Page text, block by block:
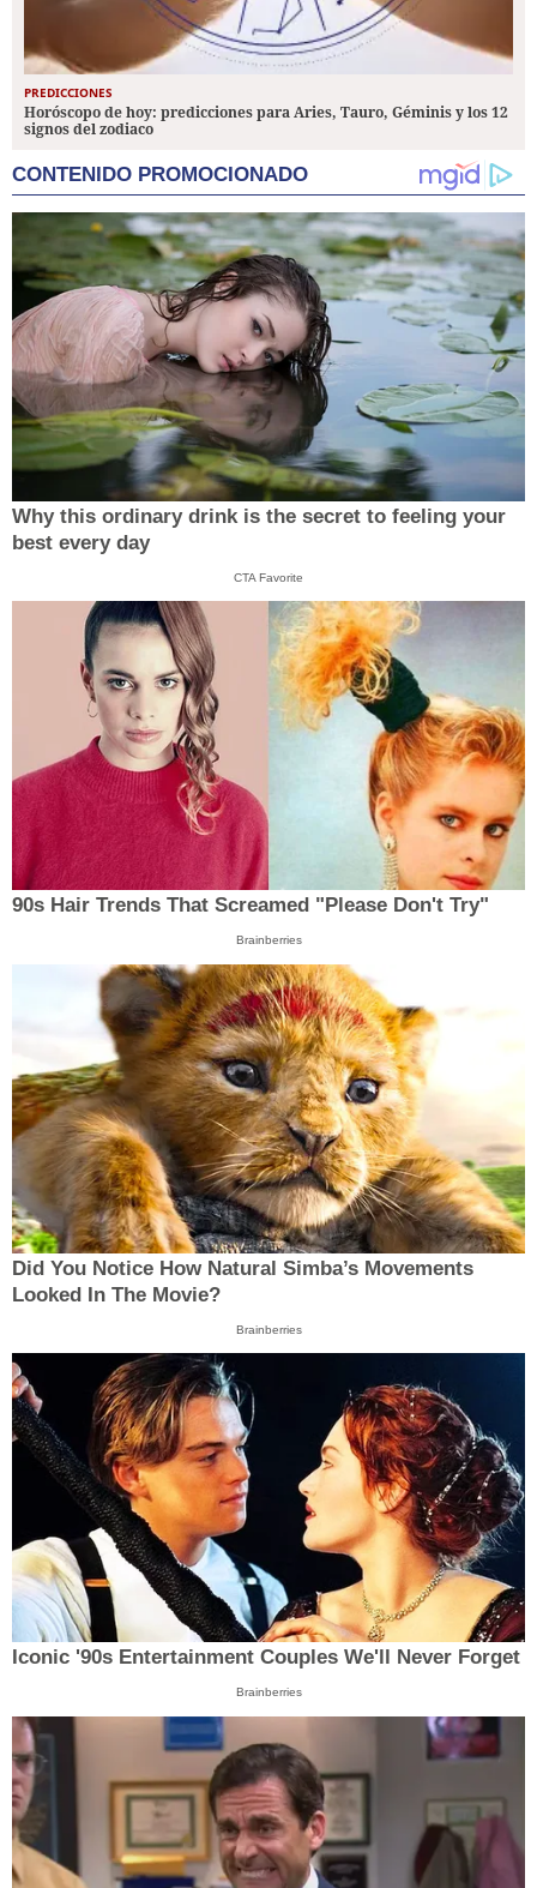
PREDICCIONES
Horóscopo de hoy: predicciones para Aries, Tauro, Géminis y los 12
signos del zodiaco
CONTENIDO PROMOCIONADO
Why this ordinary drink is the secret to feeling your
best every day
CTA Favorite
90s Hair Trends That Screamed "Please Don't Try"
Brainberries
Did You Notice How Natural Simba’s Movements
Looked In The Movie?
Brainberries
Iconic '90s Entertainment Couples We'll Never Forget
Brainberries